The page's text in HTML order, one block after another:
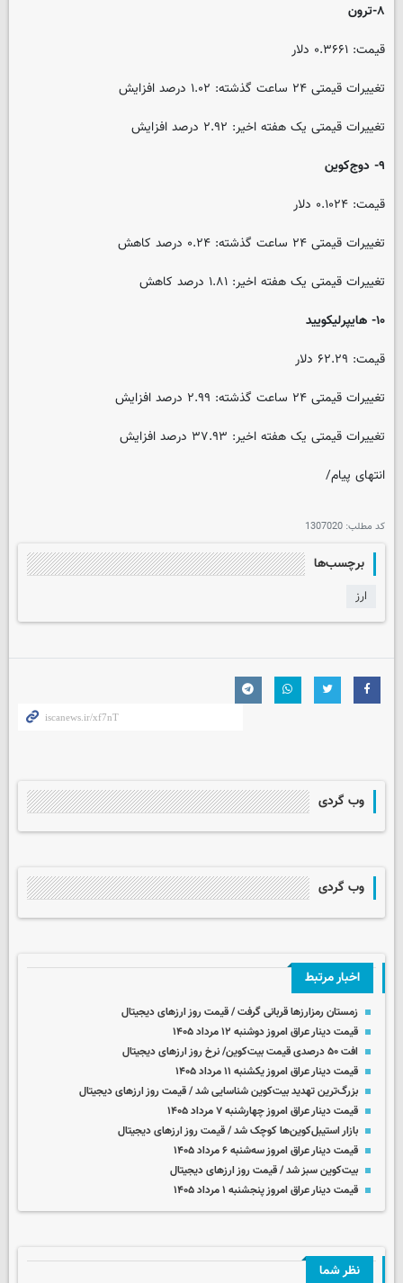
۸-ترون
قیمت: ۰.۳۶۶۱ دلار
تغییرات قیمتی ۲۴ ساعت گذشته: ۱.۰۲ درصد افزایش
تغییرات قیمتی یک هفته اخیر: ۲.۹۲ درصد افزایش
۹- دوج‌کوین
قیمت: ۰.۱۰۲۴ دلار
تغییرات قیمتی ۲۴ ساعت گذشته: ۰.۲۴ درصد کاهش
تغییرات قیمتی یک هفته اخیر: ۱.۸۱ درصد کاهش
۱۰- هایپرلیکویید
قیمت: ۶۲.۲۹ دلار
تغییرات قیمتی ۲۴ ساعت گذشته: ۲.۹۹ درصد افزایش
تغییرات قیمتی یک هفته اخیر: ۳۷.۹۳ درصد افزایش
انتهای پیام/
کد مطلب: 1307020
برچسب‌ها
ارز
وب گردی
وب گردی
اخبار مرتبط
زمستان رمزارزها قربانی گرفت / قیمت روز ارزهای دیجیتال
قیمت دینار عراق امروز دوشنبه ۱۲ مرداد ۱۴۰۵
افت ۵۰ درصدی قیمت بیت‌کوین/ نرخ روز ارزهای دیجیتال
قیمت دینار عراق امروز یکشنبه ۱۱ مرداد ۱۴۰۵
بزرگ‌ترین تهدید بیت‌کوین شناسایی شد / قیمت روز ارزهای دیجیتال
قیمت دینار عراق امروز چهارشنبه ۷ مرداد ۱۴۰۵
بازار استیبل‌کوین‌ها کوچک شد / قیمت روز ارزهای دیجیتال
قیمت دینار عراق امروز سه‌شنبه ۶ مرداد ۱۴۰۵
بیت‌کوین سبز شد / قیمت روز ارزهای دیجیتال
قیمت دینار عراق امروز پنجشنبه ۱ مرداد ۱۴۰۵
نظر شما